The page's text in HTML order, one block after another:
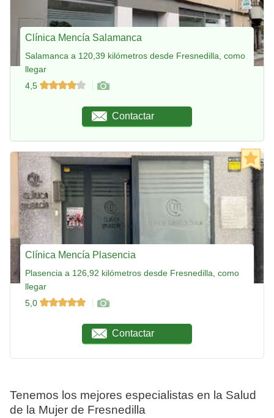
Clínica Mencía Salamanca
Salamanca a 120,39 kilómetros desde Fresnedilla, como
llegar
4,5
Contactar
Clínica Mencía Plasencia
Plasencia a 126,92 kilómetros desde Fresnedilla, como
llegar
5,0
Contactar
Tenemos los mejores especialistas en la Salud
de la Mujer de Fresnedilla